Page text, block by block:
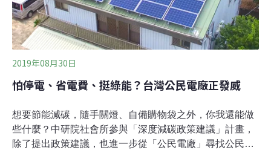
售電業，讓民眾也能向民營的「再生能源售電公司」買綠
電。事隔2年多，第一家綠電售電業者終於誕生。5日通過
經濟部審查，陽光伏特家等到9日電業執照到手，才對外
宣布喜訊。
2019年08月30日
怕停電、省電費、挺綠能？台灣公民電廠正發威
想要節能減碳，隨手關燈、自備購物袋之外，你我還能做
些什麼？中研院社會所參與「深度減碳政策建議」計畫，
除了提出政策建議，也進一步從「公民電廠」尋找公民的